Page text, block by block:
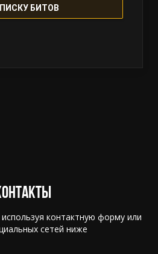
БИТОВ
контактную форму или
сетей ниже